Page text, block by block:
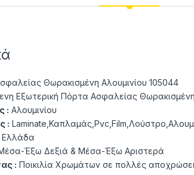
Θωρακισμένη Αλουμινίου 105044
Εξωτερική Πόρτα Ασφαλείας Θωρακισμένη
: Αλουμινίου
:
Ελλάδα
Έξω Δεξιά & Μέσα-Έξω Αριστερά
: Ποικιλία Χρωμάτων σε πολλές